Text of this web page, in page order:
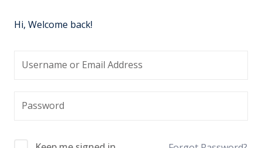
Hi, Welcome back!